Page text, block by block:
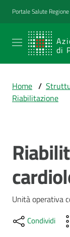
Vai al contenuto
Vai alla
Vai al footer
Portale Salute
di
Emilia-
Romagna
Prestazioni
e
percorsi
di
cura
Home /
Riabilitazione
Salta al
Unità operativa
Condividi